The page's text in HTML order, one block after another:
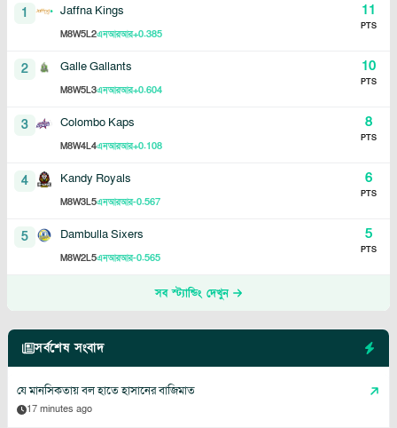
1 Jaffna Kings
M8W5L2এনআরআর+0.385
11
PTS
2 Galle Gallants
M8W5L3এনআরআর+0.604
10
PTS
3 Colombo Kaps
M8W4L4এনআরআর+0.108
8
PTS
4 Kandy Royals
M8W3L5এনআরআর-0.567
6
PTS
5 Dambulla Sixers
M8W2L5এনআরআর-0.565
5
PTS
সব স্ট্যান্ডিং দেখুন
সর্বশেষ সংবাদ
যে মানসিকতায় বল হাতে হাসানের বাজিমাত
17 minutes ago